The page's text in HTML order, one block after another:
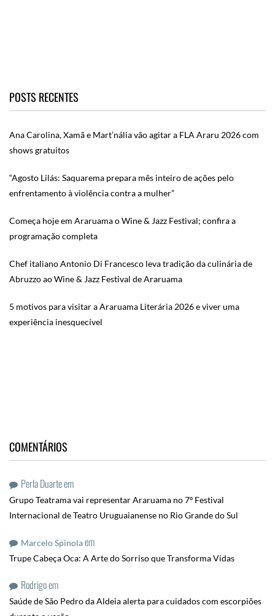
POSTS RECENTES
Ana Carolina, Xamã e Mart’nália vão agitar a FLA Araru 2026 com
shows gratuitos
“Agosto Lilás: Saquarema prepara mês inteiro de ações pelo
enfrentamento à violência contra a mulher”
Começa hoje em Araruama o Wine & Jazz Festival; confira a
programação completa
Chef italiano Antonio Di Francesco leva tradição da culinária de
Abruzzo ao Wine & Jazz Festival de Araruama
5 motivos para visitar a Araruama Literária 2026 e viver uma
experiência inesquecível
COMENTÁRIOS
Perla Duarteem
Grupo Teatrama vai representar Araruama no 7º Festival
Internacional de Teatro Uruguaianense no Rio Grande do Sul
Marcelo Spinolaem
Trupe Cabeça Oca: A Arte do Sorriso que Transforma Vidas
Rodrigoem
Saúde de São Pedro da Aldeia alerta para cuidados com escorpiões